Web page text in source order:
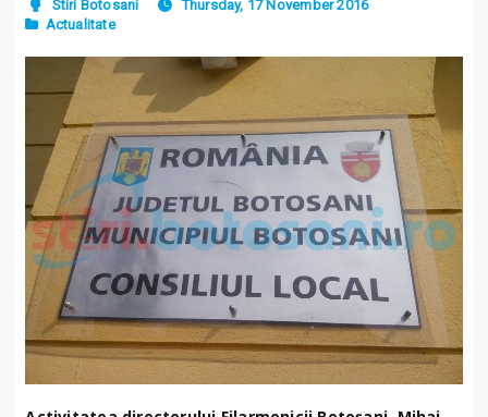
Stiri Botosani
Thursday, 17 November 2016
Actualitate